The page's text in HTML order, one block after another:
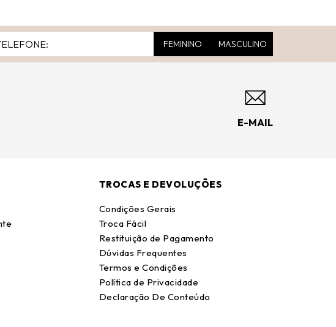
FEMININO MASCULINO
E-MAIL
TROCAS E DEVOLUÇÕES
Condições Gerais
Troca Fácil
Restituição de Pagamento
Dúvidas Frequentes
Termos e Condições
Política de Privacidade
Declaração De Conteúdo